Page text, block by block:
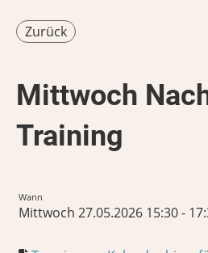
Zurück
Mittwoch
Training
Wann
Mittwoch 27.05.2026 15:30 -